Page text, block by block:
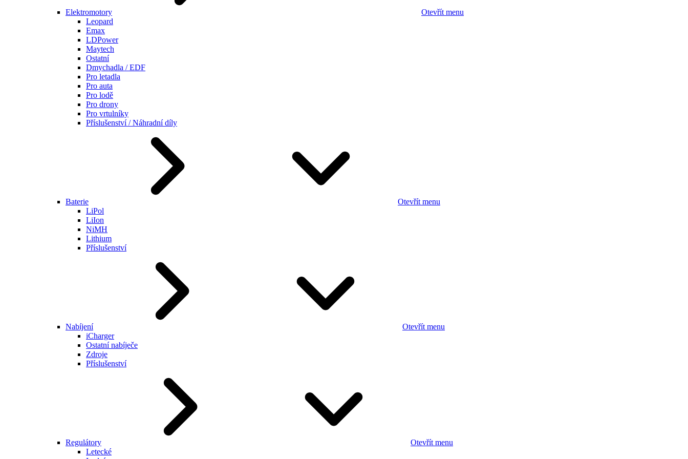
Elektromotory
Otevřít menu
Leopard
Emax
LDPower
Maytech
Ostatní
Dmychadla / EDF
Pro letadla
Pro auta
Pro lodě
Pro drony
Pro vrtulníky
Příslušenství / Náhradní díly
Baterie
Otevřít menu
LiPol
LiIon
NiMH
Lithium
Příslušenství
Nabíjení
Otevřít menu
iCharger
Ostatní nabíječe
Zdroje
Příslušenství
Regulátory
Otevřít menu
Letecké